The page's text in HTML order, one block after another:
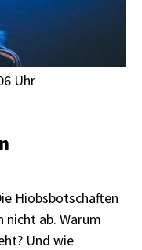
Uhr
Hiobsbotschaften
nicht ab. Warum
Und wie